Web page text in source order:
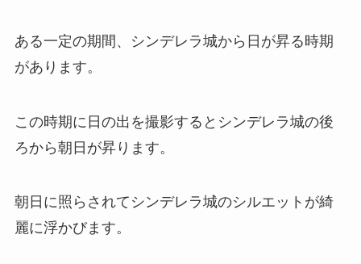
ある一定の期間、シンデレラ城から日が昇る時期
があります。
この時期に日の出を撮影するとシンデレラ城の後
ろから朝日が昇ります。
朝日に照らされてシンデレラ城のシルエットが綺
麗に浮かびます。